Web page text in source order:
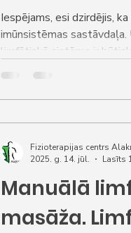
Iespējams, esi dzirdējis,
imūnsistēmas
limfātiskā sistēma ir
Manuālā
masāža.
Fizioterapijas centrs
2025. g. 14. jūl.
Lasīts